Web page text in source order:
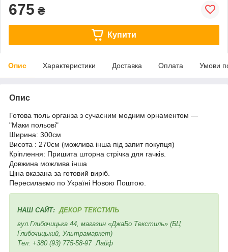
675 ₴
Купити
Опис Характеристики Доставка Оплата Умови
Опис
Готова тюль органза з сучасним модним орнаментом ―
"Маки польові"
Ширина: 300см
Висота : 270см (можлива інша під запит покупця)
Кріплення: Пришита шторна стрічка для гачків.
Довжина можлива інша
Ціна вказана за готовий виріб.
Пересилаємо по Україні Новою Поштою.
НАШ САЙТ: ДЕКОР ТЕКСТИЛЬ
вул.Глибочицька 44, магазин «ДжаБо Текстиль» (БЦ
Глибочицький, Ультрамаркет)
Тел: +380 (93) 775-58-97 Лайф